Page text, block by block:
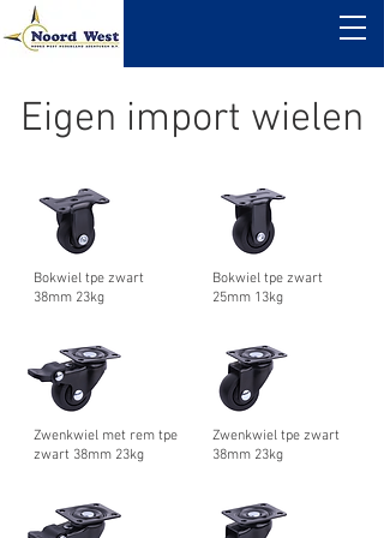
Eigen import wielen
Bokwiel tpe zwart
38mm 23kg
Zwenkwiel met rem tpe
zwart 38mm 23kg
Bokwiel tpe zwart
25mm 13kg
Zwenkwiel tpe zwart
38mm 23kg